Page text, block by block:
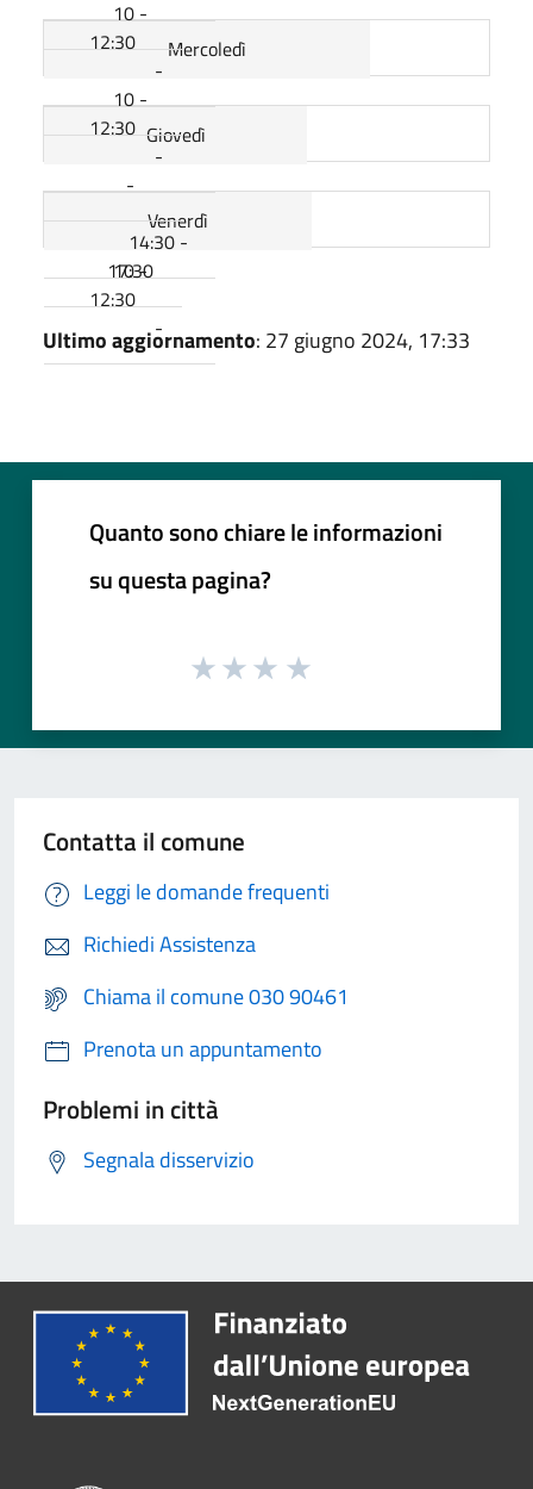
10 -
12:30
-
Mercoledì
10 -
12:30
-
Giovedì
-
14:30 -
17:30
Venerdì
10 -
12:30
-
Ultimo aggiornamento: 27 giugno 2024, 17:33
Quanto sono chiare le informazioni
su questa pagina?
Contatta il comune
Leggi le domande frequenti
Richiedi Assistenza
Chiama il comune 030 90461
Prenota un appuntamento
Problemi in città
Segnala disservizio